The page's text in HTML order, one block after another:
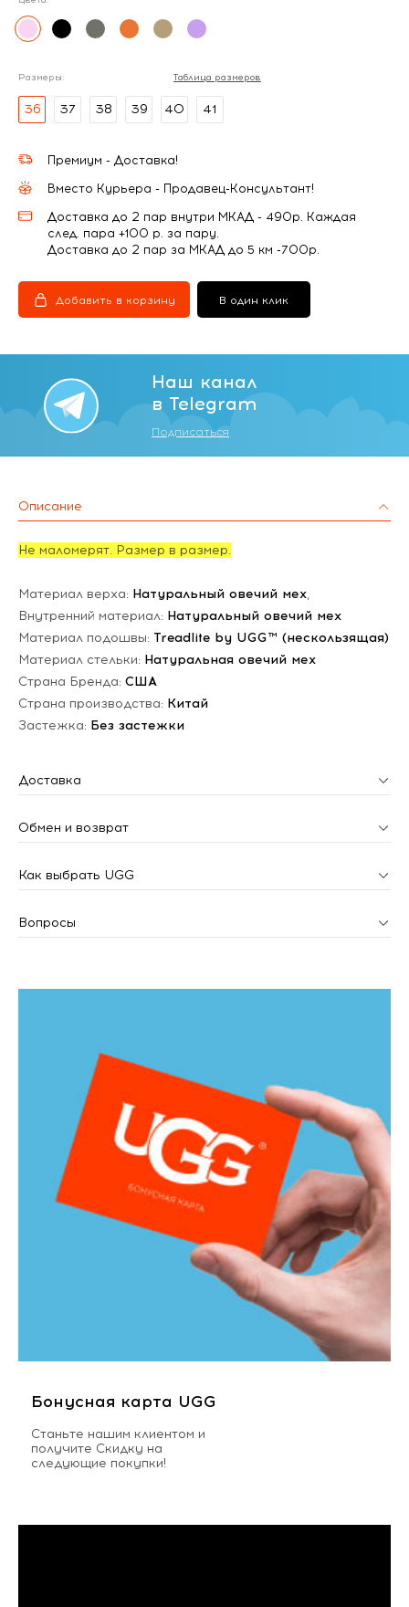
Размеры: Таблица размеров
36 37 38 39 40 41
Премиум - Доставка!
Вместо Курьера - Продавец-Консультант!
Доставка до 2 пар внутри МКАД - 490р. Каждая
след. пара +100 р. за пару.
Доставка до 2 пар за МКАД до 5 км -700р.
Добавить в корзину В один клик
Наш канал
в Telegram
Подписаться
Описание
Не маломерят. Размер в размер.
Материал верха: Натуральный овечий мех,
Внутренний материал: Натуральный овечий мех
Материал подошвы: Treadlite by UGG™ (нескользящая)
Материал стельки: Натуральная овечий мех
Страна Бренда: США
Страна производства: Китай
Застежка: Без застежки
Доставка
Обмен и возврат
Как выбрать UGG
Вопросы
Бонусная карта UGG
Станьте нашим клиентом и
получите Скидку на
следующие покупки!